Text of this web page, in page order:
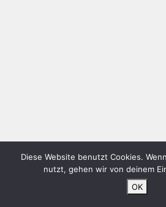
Diese Website benutzt Cookies.
nutzt, gehen wir von deinem
OK